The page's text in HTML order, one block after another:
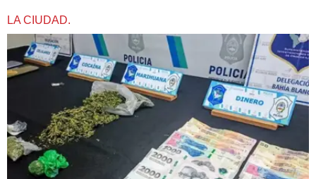
LA CIUDAD.